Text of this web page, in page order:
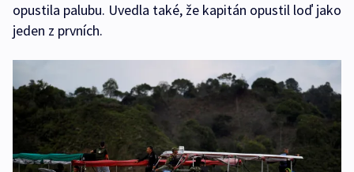
opustila palubu. Uvedla také, že kapitán opustil loď jako
jeden z prvních.